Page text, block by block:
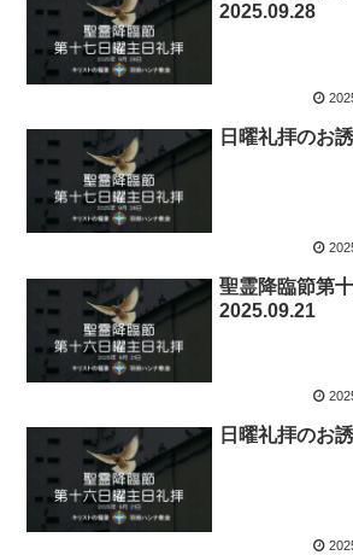
2025.09.28
日曜礼拝のお
聖霊降臨節第
2025.09.21
日曜礼拝のお